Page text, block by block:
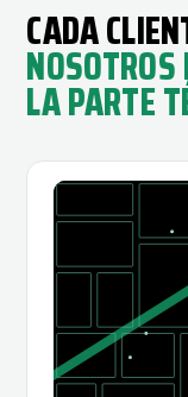
CADA
LA PARTE